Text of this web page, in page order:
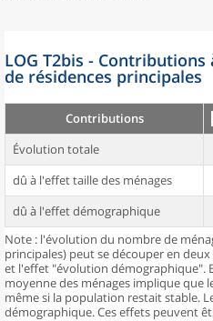
LOG T2bis -
de résidences principales
Contributions
Évolution totale
dû à l'effet taille des ménages
dû à l'effet démographique
Note : l'évolution du nombre de
principales) peut se découper en
et l'effet "évolution démographique".
moyenne des ménages implique que
même si la population restait stable.
démographique. Ces effets peuvent